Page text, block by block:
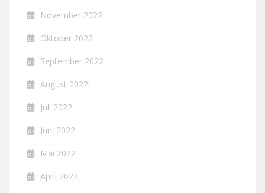
November 2022
Oktober 2022
September 2022
August 2022
Juli 2022
Juni 2022
Mai 2022
April 2022